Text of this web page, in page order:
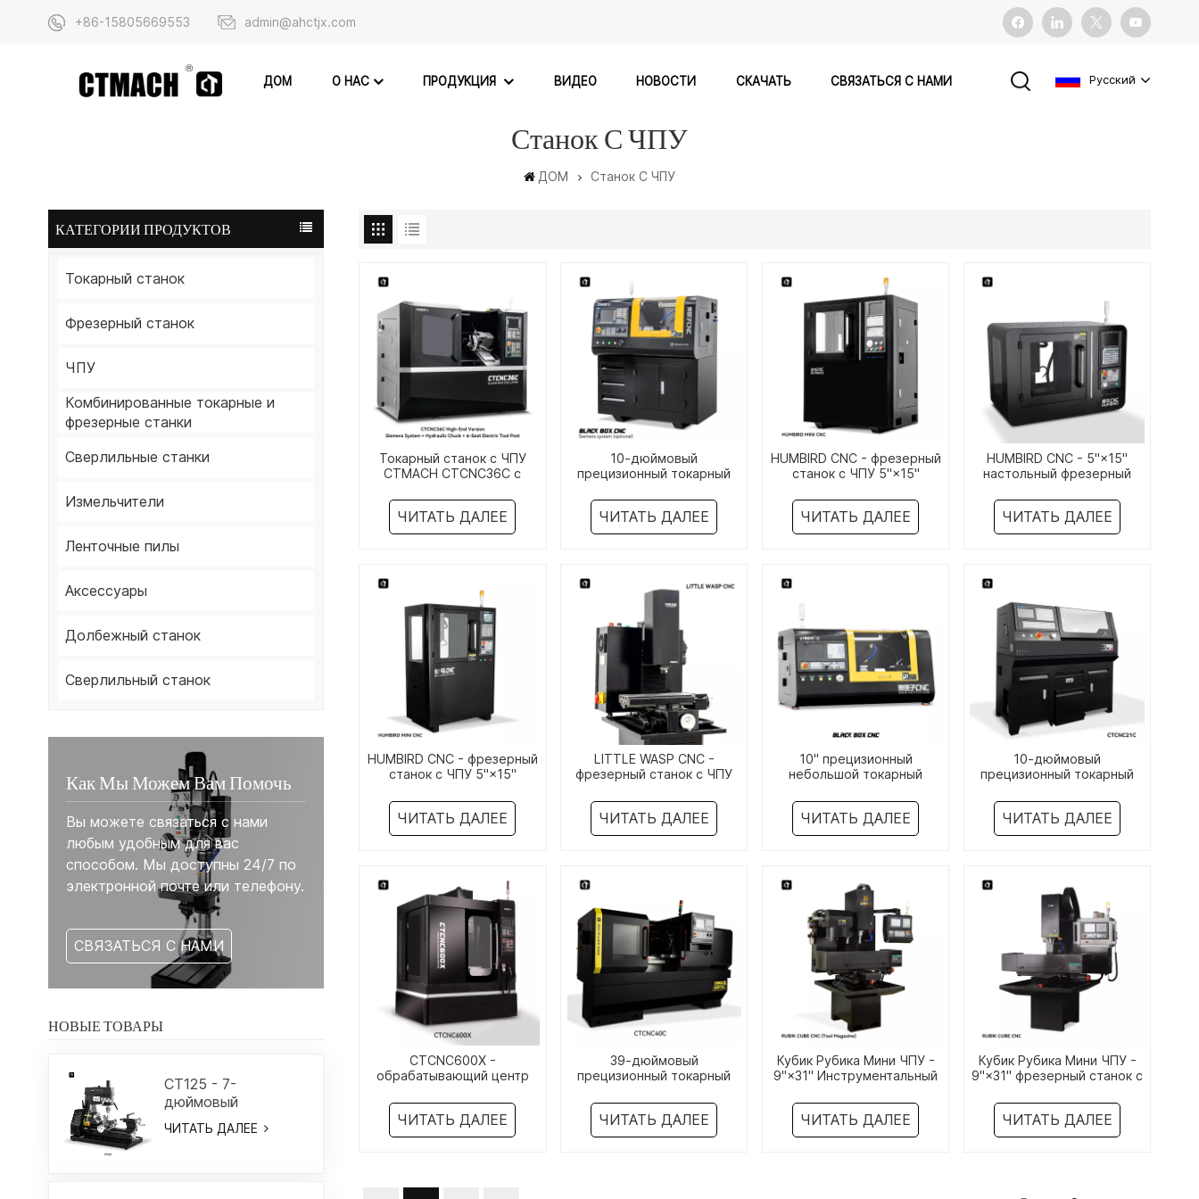
+86-15805669553 admin@ahctjx.com
ДОМ О НАС ПРОДУКЦИЯ ВИДЕО НОВОСТИ СКАЧАТЬ СВЯЗАТЬСЯ С НАМИ Pусский
Станок С ЧПУ
ДОМ Станок С ЧПУ
КАТЕГОРИИ ПРОДУКТОВ
Токарный станок
Фрезерный станок
ЧПУ
Комбинированные токарные и
фрезерные станки
Сверлильные станки
Измельчители
Ленточные пилы
Аксессуары
Долбежный станок
Сверлильный станок
Как Мы Можем Вам Помочь
Вы можете связаться с нами
любым удобным для вас
способом. Мы доступны 24/7 по
электронной почте или телефону.
СВЯЗАТЬСЯ С НАМИ
НОВЫЕ ТОВАРЫ
CT125 - 7-
дюймовый
комбинированный
токарный/
ЧИТАТЬ ДАЛЕЕ
Токарный станок с ЧПУ
CTMACH CTCNC36C с
дюймов
ЧИТАТЬ ДАЛЕЕ
10-дюймовый
прецизионный токарный
Box CNC
ЧИТАТЬ ДАЛЕЕ
HUMBIRD CNC - фрезерный
станок с ЧПУ 5"×15"
ЧИТАТЬ ДАЛЕЕ
HUMBIRD CNC - 5"×15"
настольный фрезерный
ЧИТАТЬ ДАЛЕЕ
HUMBIRD CNC - фрезерный
станок с ЧПУ 5"×15"
ЧИТАТЬ ДАЛЕЕ
LITTLE WASP CNC -
фрезерный станок с ЧПУ
ЧИТАТЬ ДАЛЕЕ
10" прецизионный
небольшой токарный
CNC
ЧИТАТЬ ДАЛЕЕ
10-дюймовый
прецизионный токарный
ЧИТАТЬ ДАЛЕЕ
CTCNC600X -
обрабатывающий центр
ЧИТАТЬ ДАЛЕЕ
39-дюймовый
прецизионный токарный
размера CTCNC45C
ЧИТАТЬ ДАЛЕЕ
Кубик Рубика Мини ЧПУ -
9"×31" Инструментальный
с ЧПУ
ЧИТАТЬ ДАЛЕЕ
Кубик Рубика Мини ЧПУ -
9"×31" фрезерный станок с
ЧИТАТЬ ДАЛЕЕ